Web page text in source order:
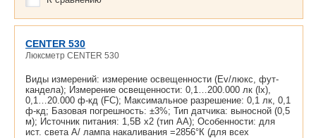
CENTER 530
Люксметр CENTER 530
Виды измерений: измерение освещенности (Ev/люкс, фут-
кандела); Измерение освещенности: 0,1…200.000 лк (lx),
0,1…20.000 ф-кд (FC); Максимальное разрешение: 0,1 лк, 0,1
ф-кд; Базовая погрешность: ±3%; Тип датчика: выносной (0,5
м); Источник питания: 1,5В х2 (тип АА); Особенности: для
ист. света А/ лампа накаливания =2856°К (для всех